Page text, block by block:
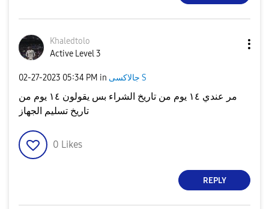
Khaledtolo
Active Level 3
‎02-27-2023 05:34 PM in جالاكسى S
مر عندي ١٤ يوم من تاريخ الشراء بس يقولون ١٤ يوم من
تاريخ تسليم الجهاز
0 Likes
REPLY